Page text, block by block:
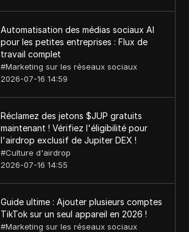
Automatisation des médias sociaux AI
pour les petites entreprises : Flux de
travail complet
#Marketing sur les réseaux sociaux
2026-07-16 14:59
Réclamez des jetons $JUP gratuits
maintenant ! Vérifiez l'éligibilité pour
l'airdrop exclusif de Jupiter DEX !
#Culture d'airdrop
2026-07-16 14:55
Guide ultime : Ajouter plusieurs comptes
TikTok sur un seul appareil en 2026 !
#Marketing sur les réseaux sociaux